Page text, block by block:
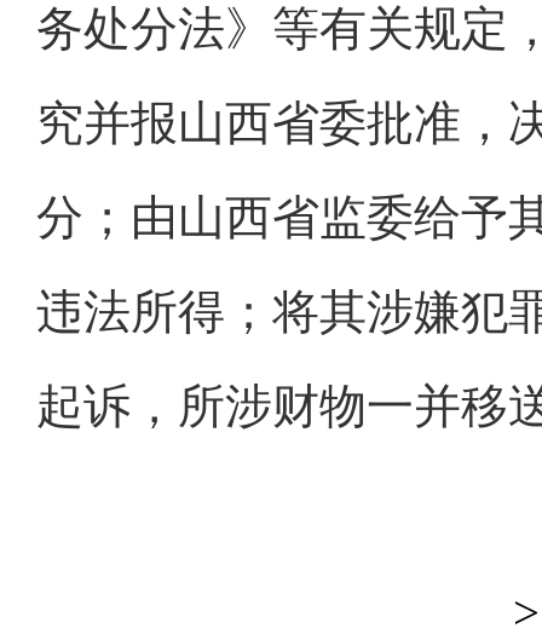
务处分法》等有关规定
究并报山西省委批准，
分；由山西省监委给予
违法所得；将其涉嫌犯
起诉，所涉财物一并移